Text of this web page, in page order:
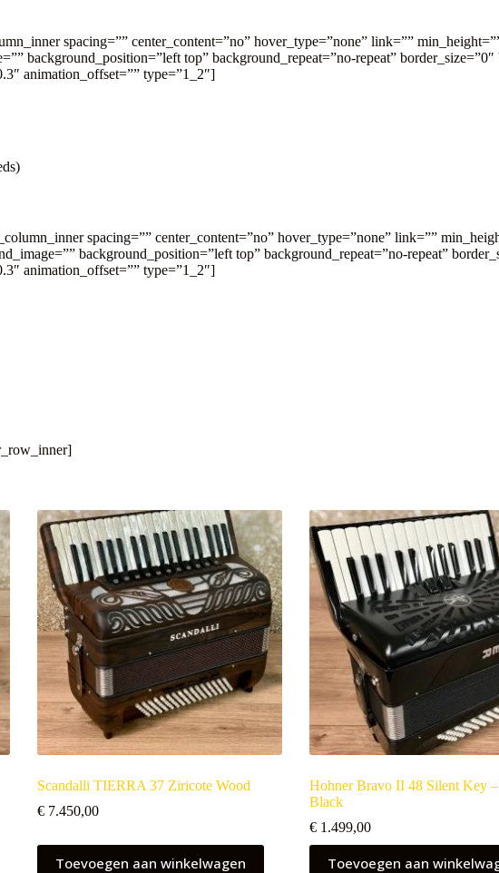
spacing=”” center_content=”no” hover_type=”none” link=””
background_position=”left top” background_repeat=”no-repeat”
animation_offset=”” type=”1_2″]
spacing=”” center_content=”no” hover_type=”none” link=””
background_position=”left top” background_repeat=”no-repeat”
animation_offset=”” type=”1_2″]
Scandalli TIERRA 37 Ziricote Wood
€7.450,00
Toevoegen aan winkelwagen
Hohner Bravo II 48 Silent Key
Black
€1.499,00
Toevoegen aan